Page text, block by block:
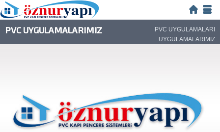
PVC UYGULAMALARIMIZ
PVC UYGULAMALARI
UYGULAMALARIMIZ